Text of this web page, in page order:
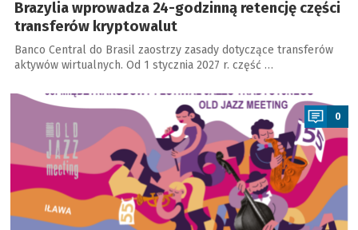
Brazylia wprowadza 24-godzinną retencję części
transferów kryptowalut
Banco Central do Brasil zaostrzy zasady dotyczące transferów
aktywów wirtualnych. Od 1 stycznia 2027 r. część …
a
0